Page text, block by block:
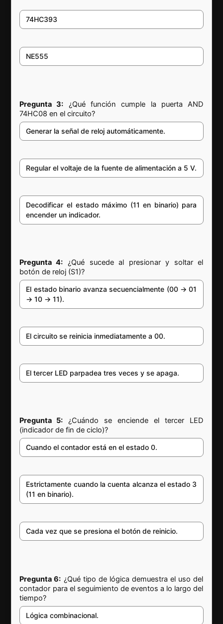
74HC393
NE555
Pregunta 3: ¿Qué función cumple la puerta AND
74HC08 en el circuito?
Generar la señal de reloj automáticamente.
Regular el voltaje de la fuente de alimentación a 5 V.
Decodificar el estado máximo (11 en binario) para
encender un indicador.
Pregunta 4: ¿Qué sucede al presionar y soltar el
botón de reloj (S1)?
El estado binario avanza secuencialmente (00 → 01
→ 10 → 11).
El circuito se reinicia inmediatamente a 00.
El tercer LED parpadea tres veces y se apaga.
Pregunta 5: ¿Cuándo se enciende el tercer LED
(indicador de fin de ciclo)?
Cuando el contador está en el estado 0.
Estrictamente cuando la cuenta alcanza el estado 3
(11 en binario).
Cada vez que se presiona el botón de reinicio.
Pregunta 6: ¿Qué tipo de lógica demuestra el uso del
contador para el seguimiento de eventos a lo largo del
tiempo?
Lógica combinacional.